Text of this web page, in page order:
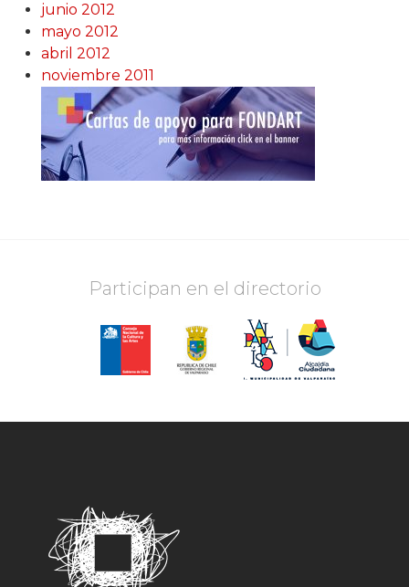
junio 2012
mayo 2012
abril 2012
noviembre 2011
Participan en el directorio